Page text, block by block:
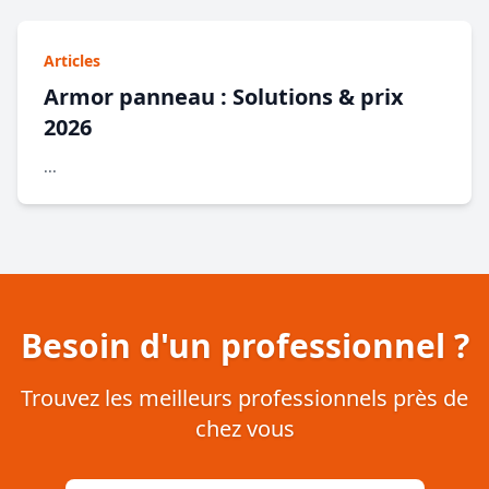
Articles
Armor panneau : Solutions & prix
2026
...
Besoin d'un professionnel ?
Trouvez les meilleurs professionnels près de
chez vous